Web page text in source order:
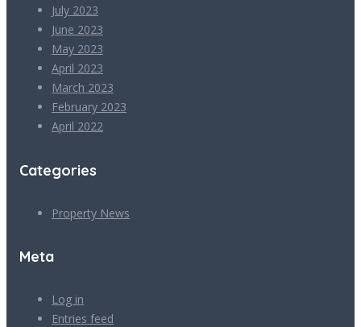
July 2023
June 2023
May 2023
April 2023
March 2023
February 2023
April 2022
Categories
Property News
Meta
Log in
Entries feed